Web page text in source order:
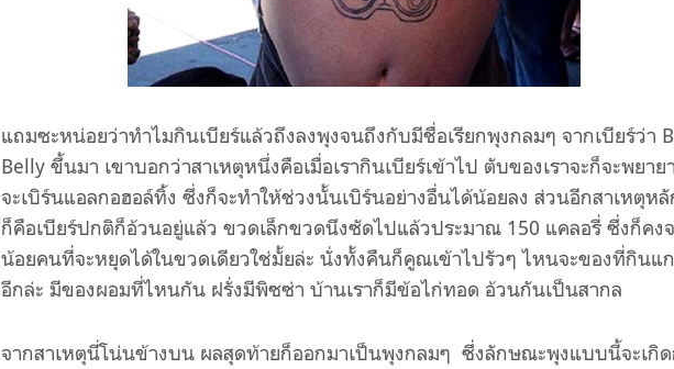
แถมซะหน่อยว่าทำไมกินเบียร์แล้วถึงลงพุงจนถึงกับมีชื่อเรียกพุงกลมๆ จากเบียร์ว่า
Belly ขึ้นมา เขาบอกว่าสาเหตุหนึ่งคือเมื่อเรากินเบียร์เข้าไป ตับของเราจะก็จะพยาย
จะเบิร์นแอลกอฮอล์ทิ้ง ซึ่งก็จะทำให้ช่วงนั้นเบิร์นอย่างอื่นได้น้อยลง ส่วนอีกสาเหตุห
ก็คือเบียร์ปกติก็อ้วนอยู่แล้ว ขวดเล็กขวดนึงซัดไปแล้วประมาณ 150 แคลอรี่ ซึ่งก็คง
น้อยคนที่จะหยุดได้ในขวดเดียวใช่มั้ยล่ะ นั่งทั้งคืนก็คูณเข้าไปรัวๆ ไหนจะของที่กินแ
อีกล่ะ มีของผอมที่ไหนกัน ฝรั่งมีพิซซ่า บ้านเราก็มีข้อไก่ทอด อ้วนกันเป็นสากล
จากสาเหตุนี่โน่นข้างบน ผลสุดท้ายก็ออกมาเป็นพุงกลมๆ ซึ่งลักษณะพุงแบบนี้จะเกิ